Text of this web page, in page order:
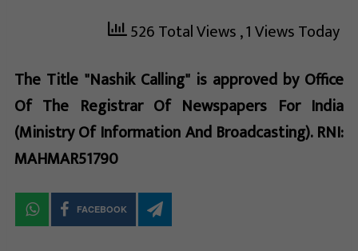
526 Total Views, 1 Views Today
The Title "Nashik Calling" is approved by Office
Of The Registrar Of Newspapers For India
(Ministry Of Information And Broadcasting). RNI:
MAHMAR51790
FACEBOOK